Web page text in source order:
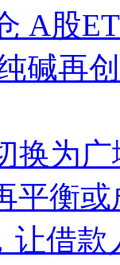
A股
碱再
换为
平衡或
让借款